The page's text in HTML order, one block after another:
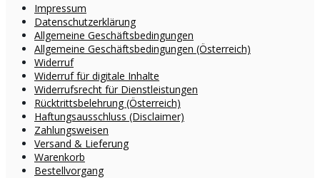
Impressum
Datenschutzerklärung
Allgemeine Geschäftsbedingungen
Allgemeine Geschäftsbedingungen (Österreich)
Widerruf
Widerruf für digitale Inhalte
Widerrufsrecht für Dienstleistungen
Rücktrittsbelehrung (Österreich)
Haftungsausschluss (Disclaimer)
Zahlungsweisen
Versand & Lieferung
Warenkorb
Bestellvorgang